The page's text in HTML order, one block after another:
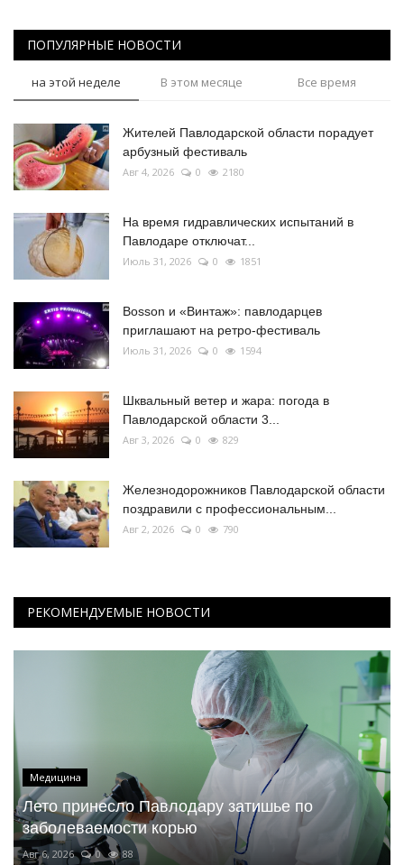
ПОПУЛЯРНЫЕ НОВОСТИ
на этой неделе В этом месяце Все время
Жителей Павлодарской области порадует
арбузный фестиваль
Авг 4, 2026 0 2180
На время гидравлических испытаний в
Павлодаре отключат...
Июль 31, 2026 0 1851
Bosson и «Винтаж»: павлодарцев
приглашают на ретро-фестиваль
Июль 31, 2026 0 1594
Шквальный ветер и жара: погода в
Павлодарской области 3...
Авг 3, 2026 0 829
Железнодорожников Павлодарской области
поздравили с профессиональным...
Авг 2, 2026 0 790
РЕКОМЕНДУЕМЫЕ НОВОСТИ
Медицина
Лето принесло Павлодару затишье по
заболеваемости корью
Авг 6, 2026 0 88